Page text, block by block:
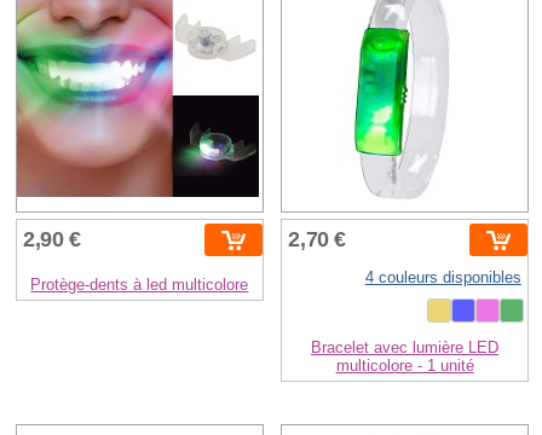
2,90 €
Protège-dents à led multicolore
2,70 €
4 couleurs disponibles
Bracelet avec lumière LED
multicolore - 1 unité